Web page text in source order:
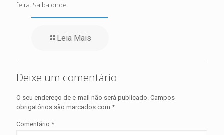
feira. Saiba onde.
Leia Mais
Deixe um comentário
O seu endereço de e-mail não será publicado. Campos
obrigatórios são marcados com *
Comentário *